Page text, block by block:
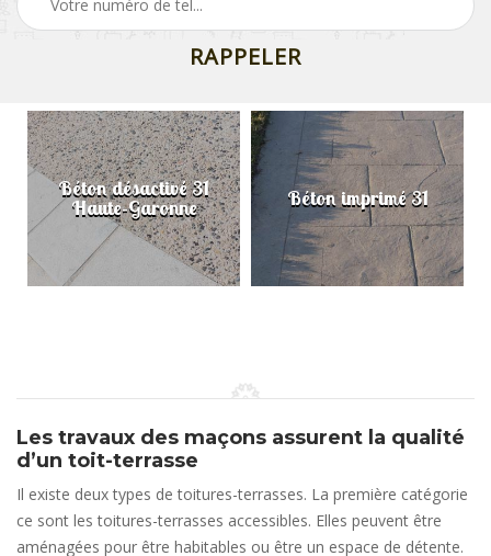
Béton désactivé 31
Haute-Garonne Béton imprimé 31
Les travaux des maçons assurent la qualité
d’un toit-terrasse
Il existe deux types de toitures-terrasses. La première catégorie
ce sont les toitures-terrasses accessibles. Elles peuvent être
aménagées pour être habitables ou être un espace de détente.